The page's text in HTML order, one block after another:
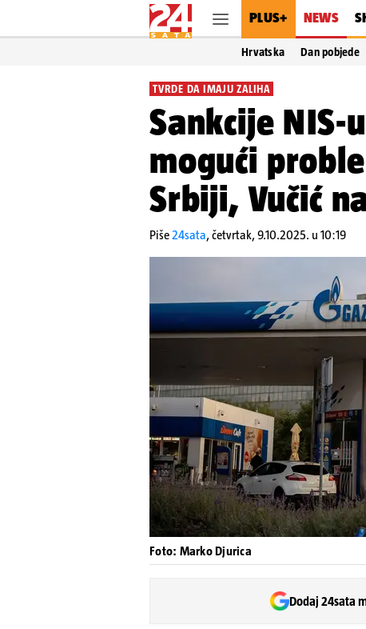
PLUS+ NEWS
Hrvatska Dan pobjede
TVRDE DA IMAJU ZALIHA
Sankcije NIS-
mogući
Srbiji, Vučić
Piše24sata,četvrtak, 9.10.2025. u 10:19
Foto: Marko Djurica
Dodaj 24sata